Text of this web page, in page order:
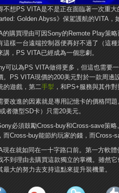
不想PS VITA是不是正在面臨著一次重
Golden Abyss》保駕護航的VITA，
的購買理由可因Sony的Remote Play策
這樣一台遠端控制器便再好不過了（這
講，PS VITA已經成為一個悲劇。
可以為PS VITA做得更多，但這也需要
。PS VITA現價的200美元對於一款周邊
的遊戲，第二手掣 ，和PS+服務與其作對
要改進的因素就是專用記憶卡的價格問
者微型SD卡）只需20美元。
必須鼓勵Cross-buy和Cross-save策
而Cross-buy能節約玩家的錢，而Cross-
現在就如同在一十字路口前。第一方軟
不到理由去購買這款獨立的掌機。雖然
最大的努力去支持這點來提升裝機量。